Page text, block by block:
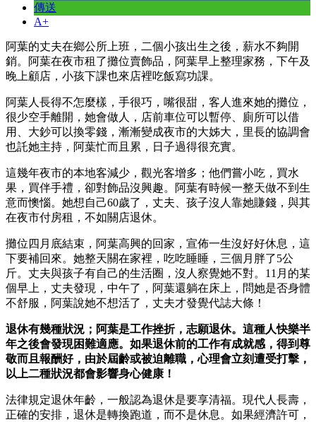
傳送
A+
阿葉的丈夫在鄉公所上班，二個小孩出生之後，薪水不夠開
銷。阿葉在夜市租了攤位賣飾品，阿葉早上整理家務，下午及
晚上顧店，小孩下課也來店裡吃飯寫功課。
阿葉人長得不怎麼樣，手很巧，嘴很甜，客人進來她的攤位，
很少空手離開，她會做人，店前車位可以暫停、廁所可以借
用、大鈔可以換零錢，漸漸變成夜市的大姊大，里長的協調會
也託她主持，阿葉忙而且累，日子過得很充實。
這幾年夜市的本地客減少，觀光客增多；他們嘗小吃，買水
果，買伴手禮，卻對飾品沒興趣。阿葉有時候一整天做不到生
意而懊惱。她想自己60歲了，丈夫、孩子沒人靠她賺錢，與其
在夜市付房租，不如關店退休。
攤位四月底結束，阿葉高興的回家，宣佈一生沒好好休息，這
下要補回來。她整天關在家裡，吃吃睡睡，三個月胖了5公
斤。丈夫與孩子有自己的生活圈，沒人察覺她不對。11月的某
個早上，丈夫發現，中午了，阿葉還躺在床上，問她是否身體
不舒服，阿葉說她不想活了，丈夫才發覺代誌大條！
退休有幾種狀況；阿葉是工作挫折，志願退休。這種人快樂半
年之後會發現困難適應。如果退休前的工作有成就感，得到尊
敬而且報酬好，由於屆齡或被迫離職，心理會立刻遭受打擊，
以上二種狀況都會影響身心健康！
法律規定退休年齡，一般認為退休是要享清福。現代人長壽，
正確的安排，退休是轉換跑道，而不是休息。如果經濟許可，